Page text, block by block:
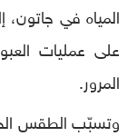
المياه في
على عمليات
المرور.
وتسبّب الطقس